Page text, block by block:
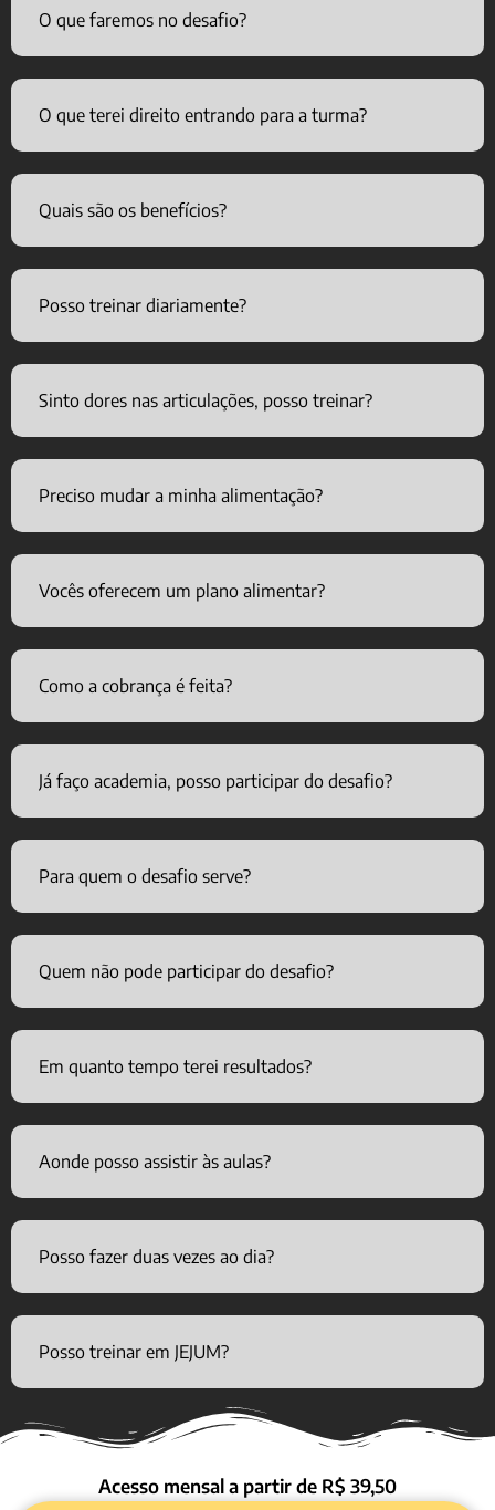
O que faremos no desafio?
O que terei direito entrando para a turma?
Quais são os benefícios?
Posso treinar diariamente?
Sinto dores nas articulações, posso treinar?
Preciso mudar a minha alimentação?
Vocês oferecem um plano alimentar?
Como a cobrança é feita?
Já faço academia, posso participar do desafio?
Para quem o desafio serve?
Quem não pode participar do desafio?
Em quanto tempo terei resultados?
Aonde posso assistir às aulas?
Posso fazer duas vezes ao dia?
Posso treinar em JEJUM?
Acesso mensal a partir de R$ 39,50